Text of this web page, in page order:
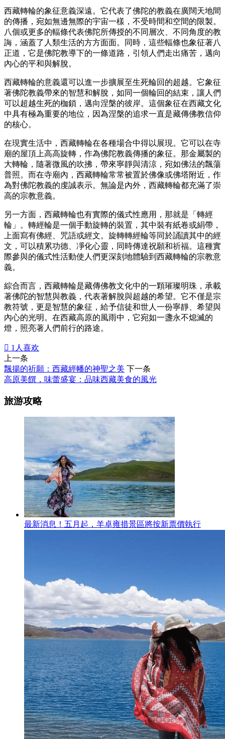
西藏轉輪的象征意義深遠。它代表了佛陀的教義在廣闊天地間
的傳播，宛如無邊無際的宇宙一樣，不受時間和空間的限製。
八個或更多的輻條代表佛陀所傳授的不同層次、不同角度的教
誨，涵蓋了人類生活的方方面面。同時，這些輻條也象征著八
正道，它是佛陀教導下的一條道路，引領人們走出痛苦，邁向
內心的平和與解脫。
西藏轉輪的意義還可以進一步擴展至生死輪回的超越。它象征
著佛陀教義帶來的智慧和解脫，如同一個輪回的結束，讓人們
可以超越生死的枷鎖，邁向涅槃的彼岸。這個象征在西藏文化
中具有極為重要的地位，因為涅槃的追求一直是藏傳佛教信仰
的核心。
在現實生活中，西藏轉輪在各種場合中得以展現。它可以在寺
廟的屋頂上高高旋轉，作為佛陀教義傳播的象征。那金屬製的
大轉輪，隨著微風的吹拂，帶來寧靜與清涼，宛如佛法的飄蕩
普照。而在寺廟內，西藏轉輪常常被置於佛像或佛塔附近，作
為對佛陀教義的虔誠表示。無論是內外，西藏轉輪都充滿了崇
高的宗教意義。
另一方面，西藏轉輪也有實際的儀式性應用，那就是「轉經
輪」。轉經輪是一個手動旋轉的裝置，其中裝有紙卷或絹帶，
上面寫有佛經、咒語或經文。旋轉轉經輪等同於誦讀其中的經
文，可以積累功德、凈化心靈，同時傳達祝願和祈福。這種實
際參與的儀式性活動使人們更深刻地體驗到西藏轉輪的宗教意
義。
綜合而言，西藏轉輪是藏傳佛教文化中的一顆璀璨明珠，承載
著佛陀的智慧與教義，代表著解脫與超越的希望。它不僅是宗
教符號，更是智慧的象征，給予信徒和世人一份寧靜、希望與
內心的光明。在西藏高原的風雨中，它宛如一盞永不熄滅的
燈，照亮著人們前行的路途。
 1 人喜欢
上一条
飄揚的祈願：西藏經幡的神聖之美 下一条
高原美饌，味蕾盛宴：品味西藏美食的風光
旅游攻略
最新消息！五月起，羊卓雍措景區將按新票價執行